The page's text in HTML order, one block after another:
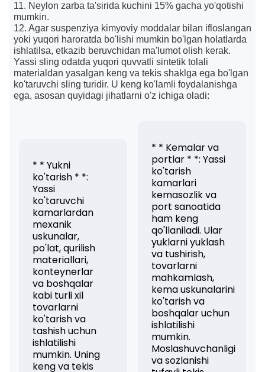
11. Neylon zarba ta'sirida kuchini 15% gacha yo'qotishi
mumkin.
12. Agar suspenziya kimyoviy moddalar bilan ifloslangan
yoki yuqori haroratda bo'lishi mumkin bo'lgan holatlarda
ishlatilsa, etkazib beruvchidan ma'lumot olish kerak.
Yassi sling odatda yuqori quvvatli sintetik tolali
materialdan yasalgan keng va tekis shaklga ega bo'lgan
ko'taruvchi sling turidir. U keng ko'lamli foydalanishga
ega, asosan quyidagi jihatlarni o'z ichiga oladi:
* * Yukni
ko'tarish * *:
Yassi
ko'taruvchi
kamarlardan
mexanik
uskunalar,
po'lat, qurilish
materiallari,
konteynerlar
va boshqalar
kabi turli xil
tovarlarni
ko'tarish va
tashish uchun
ishlatilishi
mumkin. Uning
keng va tekis
* * Kemalar va
portlar * *: Yassi
ko'tarish
kamarlari
kemasozlik va
port sanoatida
ham keng
qo'llaniladi. Ular
yuklarni yuklash
va tushirish,
tovarlarni
mahkamlash,
kema uskunalarini
ko'tarish va
boshqalar uchun
ishlatilishi
mumkin.
Moslashuvchanligi
va sozlanishi